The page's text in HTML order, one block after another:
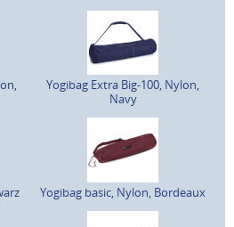
Yogibag Extra Big-100, Nylon,
Navy
Yogibag basic, Nylon, Bordeaux